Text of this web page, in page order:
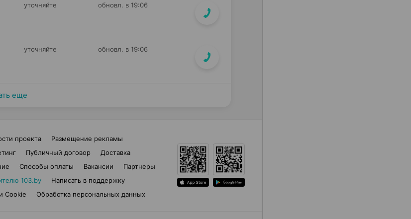
уточняйте обновл. в 19:06
уточняйте обновл. в 19:06
еще
проекта
Размещение рекламы
Публичный договор
Доставка
Способы оплаты Вакансии
Партнеры
103.by
Написать в поддержку
Cookie
Обработка персональных данных